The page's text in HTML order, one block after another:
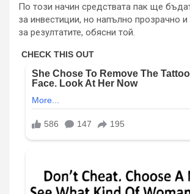
По този начин средствата пак ще
за инвестиции, но напълно прозрачно
за резултатите, обясни той.